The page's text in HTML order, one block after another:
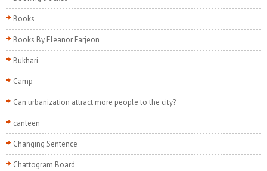
Books
Books By Eleanor Farjeon
Bukhari
Camp
Can urbanization attract more people to the city?
canteen
Changing Sentence
Chattogram Board